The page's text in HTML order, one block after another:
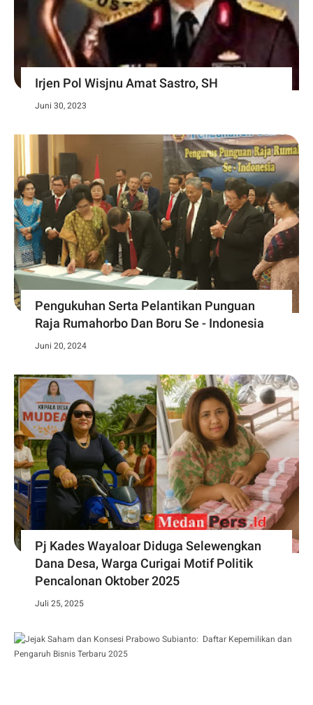
Irjen Pol Wisjnu Amat Sastro, SH
Juni 30, 2023
Pengukuhan Serta Pelantikan Punguan
Raja Rumahorbo Dan Boru Se - Indonesia
Juni 20, 2024
Pj Kades Wayaloar Diduga Selewengkan
Dana Desa, Warga Curigai Motif Politik
Pencalonan Oktober 2025
Juli 25, 2025